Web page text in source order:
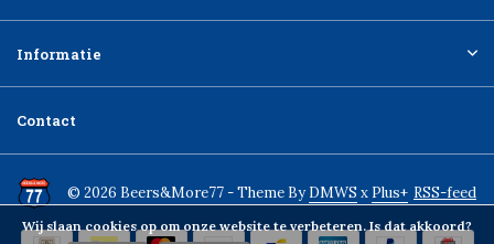
Informatie
Contact
© 2026 Beers&More77 - Theme ByDMWS x Plus+ RSS-feed
Wij slaan cookies op om onze website te verbeteren. Is dat akkoord?